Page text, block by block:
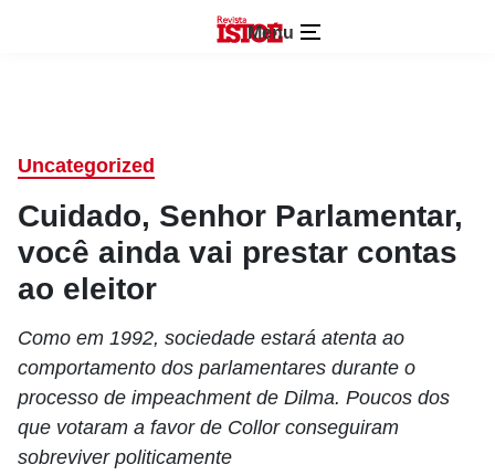
Menu
Uncategorized
Cuidado, Senhor Parlamentar,
você ainda vai prestar contas
ao eleitor
Como em 1992, sociedade estará atenta ao
comportamento dos parlamentares durante o
processo de impeachment de Dilma. Poucos dos
que votaram a favor de Collor conseguiram
sobreviver politicamente